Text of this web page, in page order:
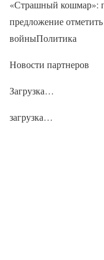
«Страшный кошмар»:
предложение
войныПолитика
Новости партнеров
Загрузка…
загрузка…